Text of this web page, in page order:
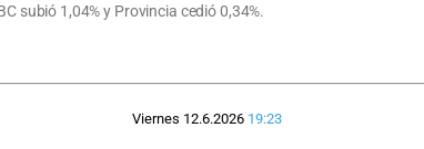
subió 1,04% y Provincia cedió 0,34%.
Viernes 12.6.2026 19:23